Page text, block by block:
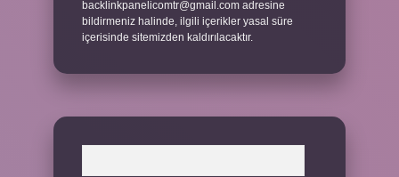
backlinkpanelicomtr@gmail.com adresine
bildirmeniz halinde, ilgili içerikler yasal süre
içerisinde sitemizden kaldırılacaktır.